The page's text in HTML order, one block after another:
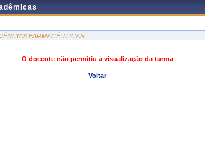
FARMACÊUTICAS
O docente não permitiu a visualização da turma
Voltar